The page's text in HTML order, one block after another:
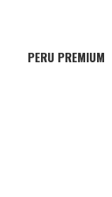
PERU PREMIUM